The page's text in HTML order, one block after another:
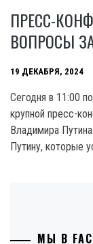
ПРЕСС-
ВОПРОСЫ
19 ДЕКАБРЯ, 2024
Сегодня в 11:00
крупной пресс-
Владимира
Путину, которые
МЫ В